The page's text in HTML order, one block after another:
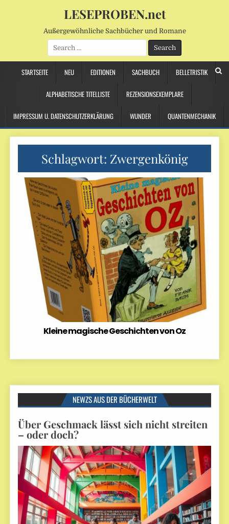
LESEPROBEN.net
Außergewöhnliche Sachbücher und Romane
Search
for:
STARTSEITE NEU EDITIONEN SACHBUCH BELLETRISTIK
ALPHABETISCHE TITELLISTE REZENSIONSEXEMPLARE
IMPRESSUM U. DATENSCHUTZERKLÄRUNG WUNDER QUANTENMECHANIK
Schlagwort: Zwergenkönig
Kleine magische Geschichten von Oz
NEWZS AUS DER BÜCHERWELT
Über Geschmack lässt sich nicht streiten
– oder doch?